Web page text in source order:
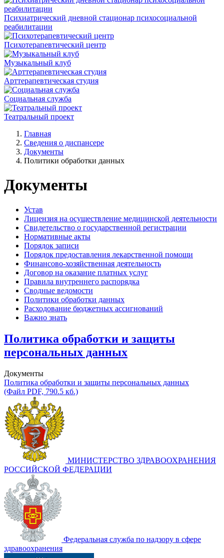
Психиатрический дневной стационар психосоциальной
реабилитации
Психотерапевтический центр
Музыкальный клуб
Арттерапевтическая студия
Социальная служба
Театральный проект
Главная
Сведения о диспансере
Документы
Политики обработки данных
Документы
Устав
Лицензия на осуществление медицинской деятельности
Свидетельство о государственной регистрации
Нормативные акты
Порядок записи
Порядок предоставления лекарственной помощи
Финансово-хозяйственная деятельность
Договор на оказание платных услуг
Правила внутреннего распорядка
Сводные ведомости
Политики обработки данных
Расходование бюджетных ассигнований
Важно знать
Политика обработки и защиты
персональных данных
Документы
Политика обработки и защиты персональных данных
(Файл PDF, 790.5 кб.)
МИНИСТЕРСТВО ЗДРАВООХРАНЕНИЯ
РОССИЙСКОЙ ФЕДЕРАЦИИ
Федеральная служба по надзору в сфере
здравоохранения